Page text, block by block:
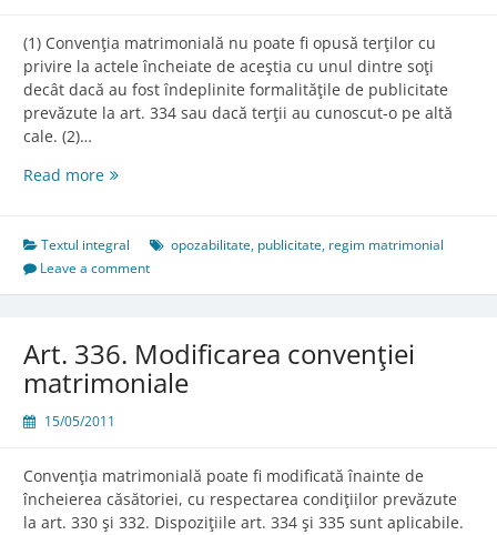
(1) Convenţia matrimonială nu poate fi opusă terţilor cu
privire la actele încheiate de aceştia cu unul dintre soţi
decât dacă au fost îndeplinite formalităţile de publicitate
prevăzute la art. 334 sau dacă terţii au cunoscut-o pe altă
cale. (2)…
Read moreArt.
convenţiei
matrimoniale
Textul integral opozabilitate, publicitate, regim matrimonial
Leave a comment
Art. 336. Modificarea convenţiei
matrimoniale
15/05/2011
Convenţia matrimonială poate fi modificată înainte de
încheierea căsătoriei, cu respectarea condiţiilor prevăzute
la art. 330 şi 332. Dispoziţiile art. 334 şi 335 sunt aplicabile.